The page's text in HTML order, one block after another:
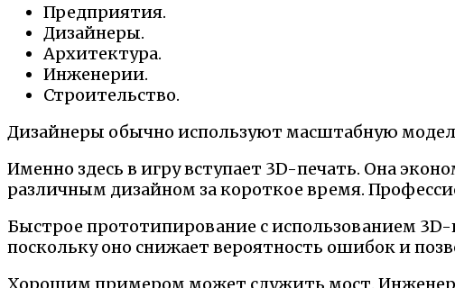
Предприятия.
Дизайнеры.
Архитектура.
Инженерии.
Строительство.
Дизайнеры обычно используют масштабную
Именно здесь в игру вступает 3D-печать. Она
различным дизайном за короткое время.
Быстрое прототипирование с использованием
поскольку оно снижает вероятность ошибок и